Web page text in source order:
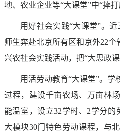
地、农业企业等“大课堂”中“摔打
用好社会实践“大课堂”。
师生奔赴北京所有区和京外22个
兴农社会实践活动，把“大思政
用活劳动教育“大课堂”。学
过程，建设千亩农场、万亩林
能温室，设立32学时、2学分
大模块30门特色劳动课程，与